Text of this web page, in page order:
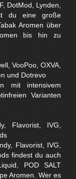
DotMod, Lynden,
du eine große
Aromen über
bis hin zu
mit intensivem
Varianten
Flavorist, IVG,
findest du auch
POD SALT
Aromen. Wer es